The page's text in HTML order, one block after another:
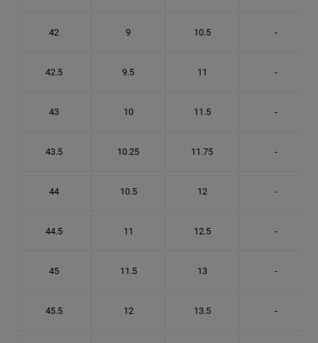
42 9 10.5 -
42.5 9.5 11 -
43 10 11.5 -
43.5 10.25 11.75 -
44 10.5 12 -
44.5 11 12.5 -
45 11.5 13 -
45.5 12 13.5 -